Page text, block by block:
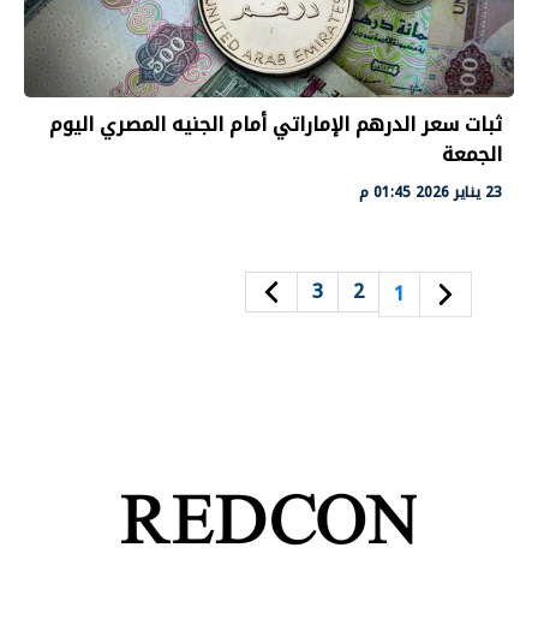
ثبات سعر الدرهم الإماراتي أمام الجنيه المصري اليوم
الجمعة
23 يناير 2026 01:45 م
1
2
3